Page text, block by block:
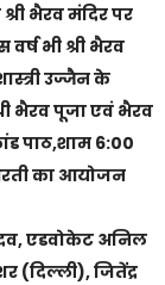
भैरव मंदिर पर
भी श्री भैरव
उज्जैन के
भैरव पूजा एवं भैरव
पाठ,शाम 6:00
का आयोजन
एडवोकेट अनिल
(दिल्ली), जितेंद्र